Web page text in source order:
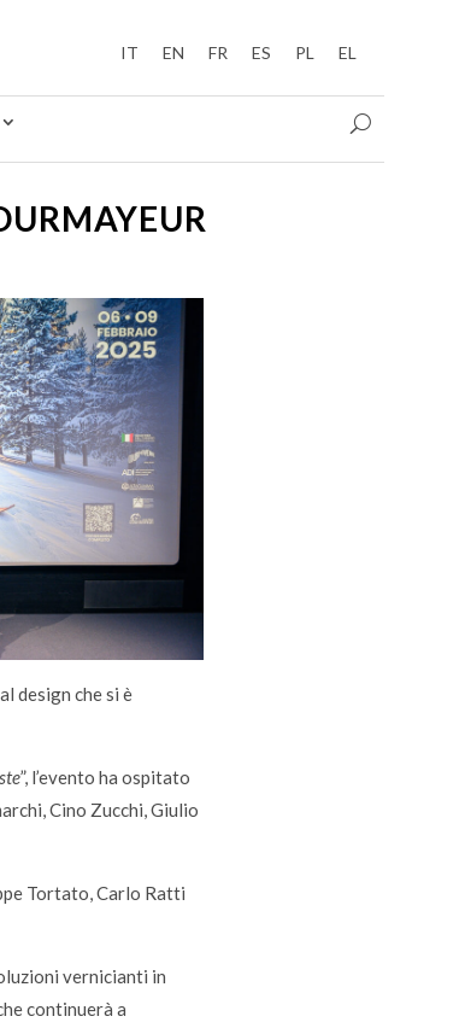
IT EN FR ES PL EL
design che si è
”, l’evento ha ospitato
Cino Zucchi, Giulio
Tortato, Carlo Ratti
vernicianti in
continuerà a